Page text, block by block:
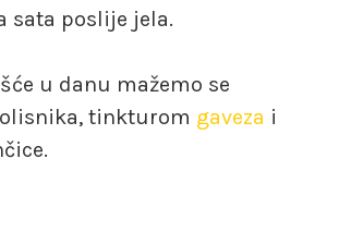
sata poslije jela.
u danu mažemo se
tinkturom gaveza i